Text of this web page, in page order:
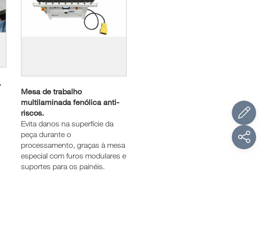
Mesa de trabalho
multilaminada fenólica anti-
riscos.
Evita danos na superfície da
peça durante o
processamento, graças à mesa
especial com furos modulares e
suportes para os painéis.